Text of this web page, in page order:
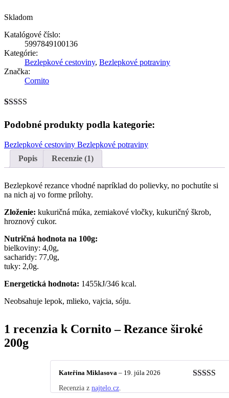
široké
Skladom
Katalógové číslo:
5997849100136
Kategórie:
Bezlepkové cestoviny, Bezlepkové potraviny
Značka:
Cornito
5.00z 5 na
základe
recenzie
Podobné produkty podla kategorie:
Bezlepkové cestoviny Bezlepkové potraviny
Popis
Recenzie (1)
Bezlepkové rezance vhodné napríklad do polievky, no pochutíte si
na nich aj vo forme prílohy.
Zloženie: kukuričná múka, zemiakové vločky, kukuričný škrob,
hroznový cukor.
Nutričná hodnota na 100g:
bielkoviny: 4,0g,
sacharidy: 77,0g,
tuky: 2,0g.
Energetická hodnota: 1455kJ/346 kcal.
Neobsahuje lepok, mlieko, vajcia, sóju.
1 recenzia k Cornito – Rezance široké
200g
z 5
Kateřina Miklasova – 19. júla 2026
Recenzia z najtelo.cz